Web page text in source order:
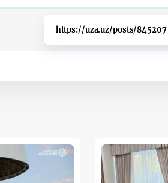
https://uza.uz/posts/845207